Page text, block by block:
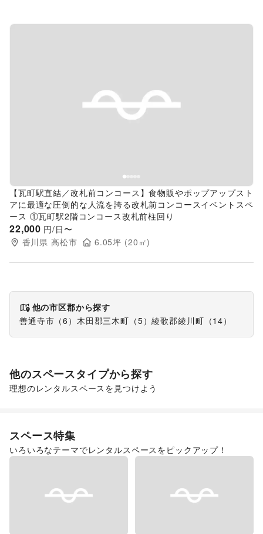
Previous slide
【瓦町駅直結／改札前コンコース】食物販やポップアップスト
アに最適な圧倒的な人流を誇る改札前コンコースイベントスペ
ース ①瓦町駅2階コンコース改札前柱回り
22,000 円/日〜
香川県 高松市 6.05坪 (20 ㎡)
他の市区郡から探す
善通寺市 （6 ） 木田郡三木町 （5）綾歌郡綾川町 （14）
他のスペースタイプから探す
理想のレンタルスペースを見つけよう
スペース特集
いろいろなテーマでレンタルスペースをピックアップ！